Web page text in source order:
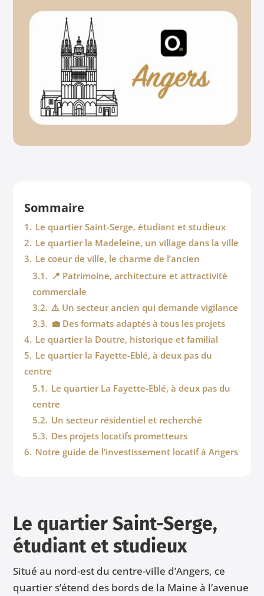
Sommaire
1. Le quartier Saint-Serge, étudiant et studieux
2. Le quartier la Madeleine, un village dans la ville
3. Le coeur de ville, le charme de l’ancien
3.1. 📍 Patrimoine, architecture et attractivité
commerciale
3.2. ⚠️ Un secteur ancien qui demande vigilance
3.3. 💼 Des formats adaptés à tous les projets
4. Le quartier la Doutre, historique et familial
5. Le quartier la Fayette-Eblé, à deux pas du
centre
5.1. Le quartier La Fayette-Eblé, à deux pas du
centre
5.2. Un secteur résidentiel et recherché
5.3. Des projets locatifs prometteurs
6. Notre guide de l’investissement locatif à Angers
Le quartier Saint-Serge,
étudiant et studieux
Situé au nord-est du centre-ville d’Angers, ce
quartier s’étend des bords de la Maine à l’avenue